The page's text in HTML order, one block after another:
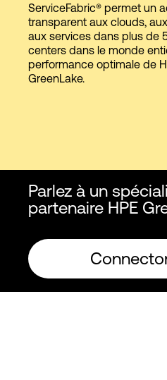
ServiceFabric® permet un
transparent aux clouds,
aux services dans plus de
centers dans le monde
performance optimale de
GreenLake.
Parlez à un
partenaire HPE